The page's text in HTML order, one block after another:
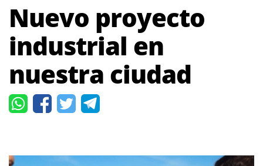
Nuevo proyecto
industrial en
nuestra ciudad